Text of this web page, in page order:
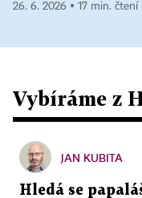
26. 6. 2026 ▪ 17 min. čtení
Vybíráme z
JAN KUBITA
Hledá se